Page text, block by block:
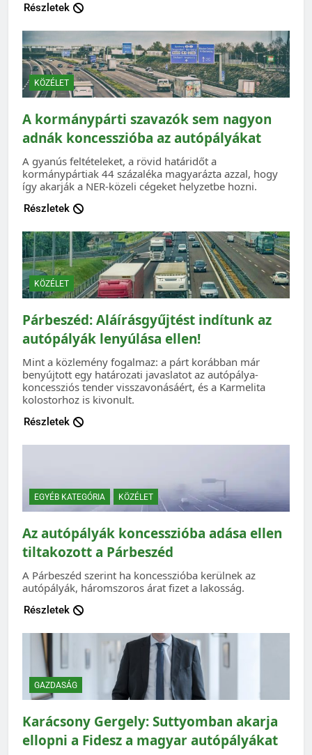
Részletek
KÖZÉLET
A kormánypárti szavazók sem nagyon
adnák koncesszióba az autópályákat
A gyanús feltételeket, a rövid határidőt a
kormánypártiak 44 százaléka magyarázta azzal, hogy
így akarják a NER-közeli cégeket helyzetbe hozni.
Részletek
KÖZÉLET
Párbeszéd: Aláírásgyűjtést indítunk az
autópályák lenyúlása ellen!
Mint a közlemény fogalmaz: a párt korábban már
benyújtott egy határozati javaslatot az autópálya-
koncessziós tender visszavonásáért, és a Karmelita
kolostorhoz is kivonult.
Részletek
EGYÉB KATEGÓRIA KÖZÉLET
Az autópályák koncesszióba adása ellen
tiltakozott a Párbeszéd
A Párbeszéd szerint ha koncesszióba kerülnek az
autópályák, háromszoros árat fizet a lakosság.
Részletek
GAZDASÁG
Karácsony Gergely: Suttyomban akarja
ellopni a Fidesz a magyar autópályákat